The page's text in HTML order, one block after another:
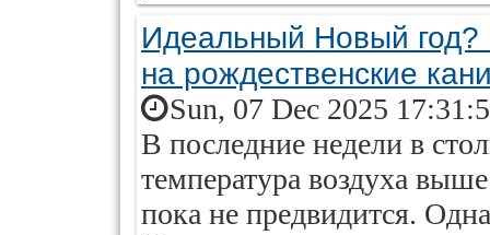
Идеальный Новый год?
на рождественские
Sun, 07 Dec 2025
В последние недели в
температура воздуха
пока не предвидится.